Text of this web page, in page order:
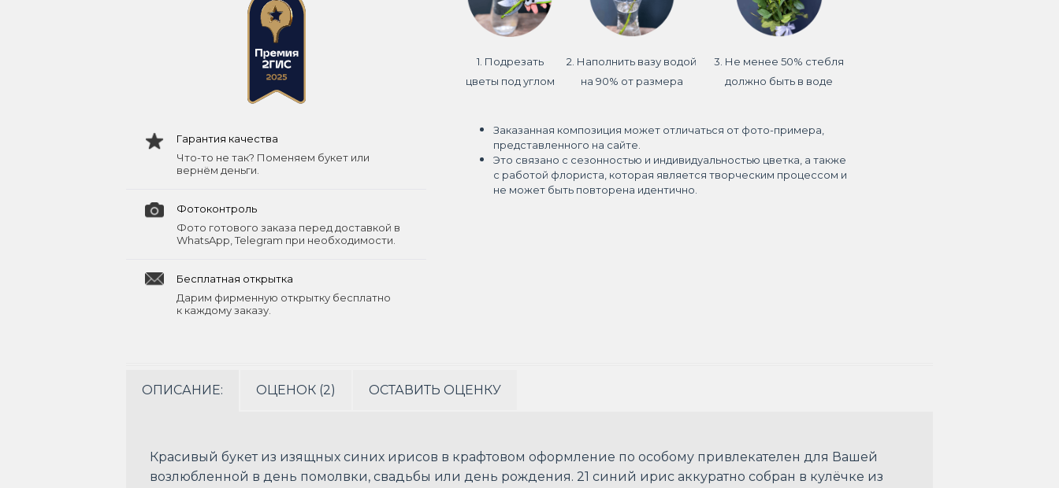
Гарантия качества
Что-то не так? Поменяем букет или
вернём деньги.
Фотоконтроль
Фото готового заказа перед доставкой в
WhatsApp, Telegram при необходимости.
Бесплатная открытка
Дарим фирменную открытку бесплатно
к каждому заказу.
1. Подрезать
цветы под углом
2. Наполнить вазу водой
на 90% от размера
3. Не менее 50% стебля
должно быть в воде
Заказанная композиция может отличаться от фото-примера,
представленного на сайте.
Это связано с сезонностью и индивидуальностью цветка, а также
с работой флориста, которая является творческим процессом и
не может быть повторена идентично.
ОПИСАНИЕ: ОЦЕНОК (2) ОСТАВИТЬ ОЦЕНКУ
Красивый букет из изящных синих ирисов в крафтовом оформление по особому привлекателен для Вашей
возлюбленной в день помолвки, свадьбы или день рождения. 21 синий ирис аккуратно собран в кулёчке из